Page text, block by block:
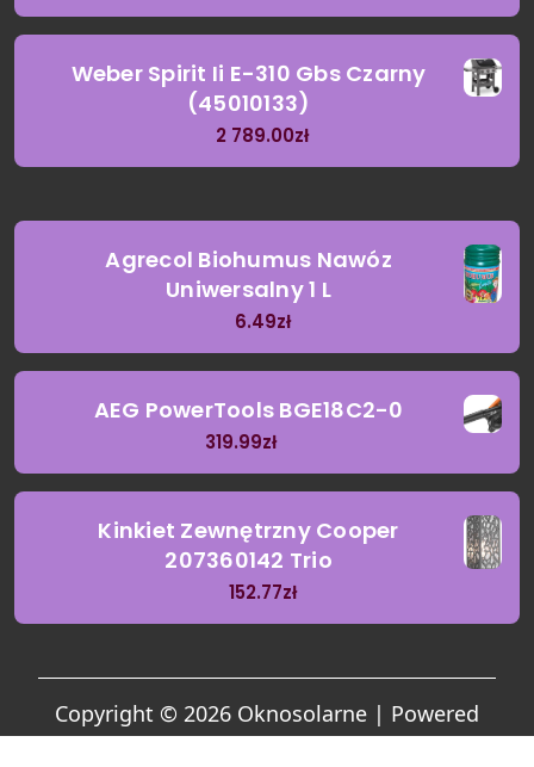
Weber Spirit Ii E-310 Gbs Czarny
(45010133)
2 789.00zł
Agrecol Biohumus Nawóz
Uniwersalny 1 L
6.49zł
AEG PowerTools BGE18C2-0
319.99zł
Kinkiet Zewnętrzny Cooper
207360142 Trio
152.77zł
Copyright © 2026 Oknosolarne | Powered
byGarden Landscaping Coach